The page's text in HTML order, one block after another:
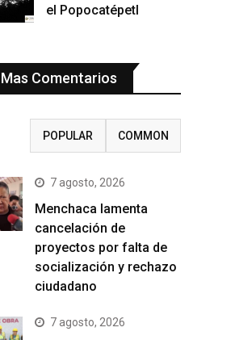
el Popocatépetl
Comentarios
POPULAR COMMON
7 agosto, 2026
Menchaca lamenta
cancelación de
proyectos por falta de
socialización y rechazo
ciudadano
7 agosto, 2026